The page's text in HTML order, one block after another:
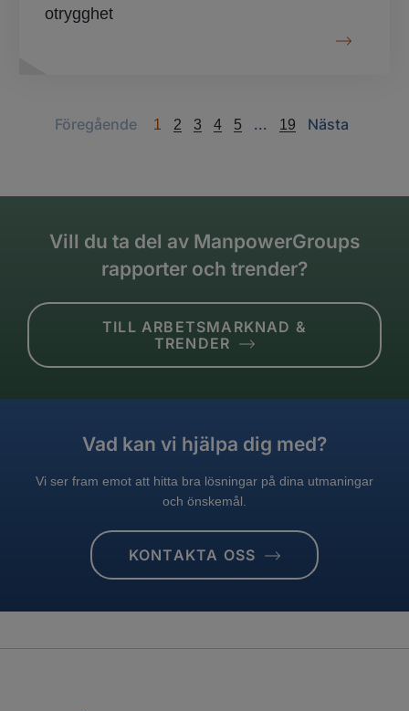
otrygghet
Föregående Previous
1 2 3 4 5 ...
Next19 Nästa
Next
Vill du ta del av ManpowerGroups
rapporter och trender?
TILL ARBETSMARKNAD &
TRENDER
Vad kan vi hjälpa dig med?
Vi ser fram emot att hitta bra lösningar på dina utmaningar
och önskemål.
KONTAKTA OSS